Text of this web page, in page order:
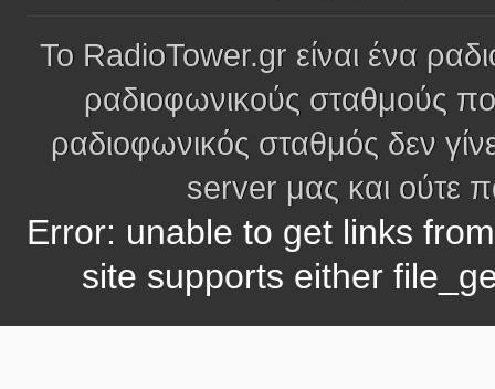
Το RadioTower.gr είναι ένα
ραδιοφωνικούς σταθμούς
ραδιοφωνικός σταθμός δεν
server μας και ούτε
Error: unable to get links
site supports either